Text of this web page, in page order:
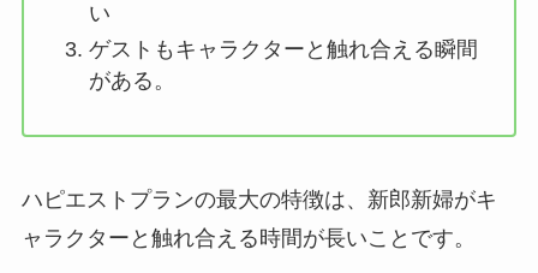
い
ゲストもキャラクターと触れ合える瞬間
がある。
ハピエストプランの最大の特徴は、新郎新婦がキ
ャラクターと触れ合える時間が長いことです。